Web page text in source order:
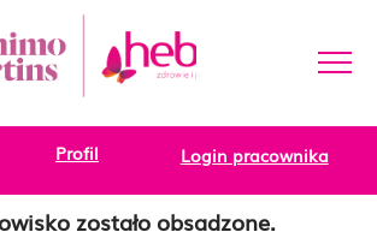
Profil Login pracownika
zostało obsadzone.